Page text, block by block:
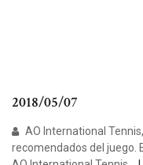
2018/05/07
AO International
recomendados del juego.